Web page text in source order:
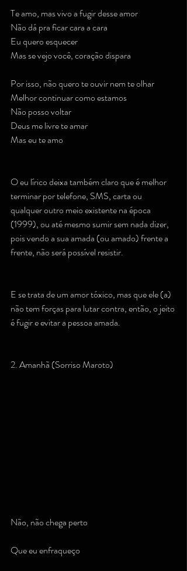
Te amo, mas vivo a fugir desse amor
Não dá pra ficar cara a cara
Eu quero esquecer
Mas se vejo você, coração dispara
Por isso, não quero te ouvir nem te olhar
Melhor continuar como estamos
Não posso voltar
Deus me livre te amar
Mas eu te amo
O eu lírico deixa também claro que é melhor
terminar por telefone, SMS, carta ou
qualquer outro meio existente na época
(1999), ou até mesmo sumir sem nada dizer,
pois vendo a sua amada (ou amado) frente a
frente, não será possível resistir.
E se trata de um amor tóxico, mas que ele (a)
não tem forças para lutar contra, então, o jeito
é fugir e evitar a pessoa amada.
2. Amanhã (Sorriso Maroto)
Não, não chega perto
Que eu enfraqueço